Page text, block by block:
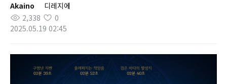
Akaino
디레지에
2,338
0
2025.05.19 02:45